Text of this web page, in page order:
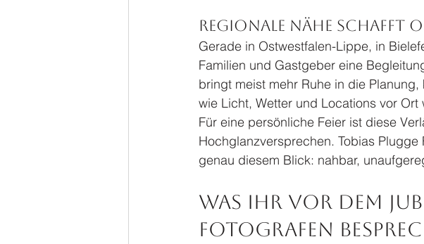
Regionale Nähe schafft
Gerade in Ostwestfalen-Lippe, in
Familien und Gastgeber eine
bringt meist mehr Ruhe in die
wie Licht, Wetter und Locations vor Ort
Für eine persönliche Feier ist diese
Hochglanzversprechen. Tobias
genau diesem Blick: nahbar,
Was Ihr vor dem
Fotografen